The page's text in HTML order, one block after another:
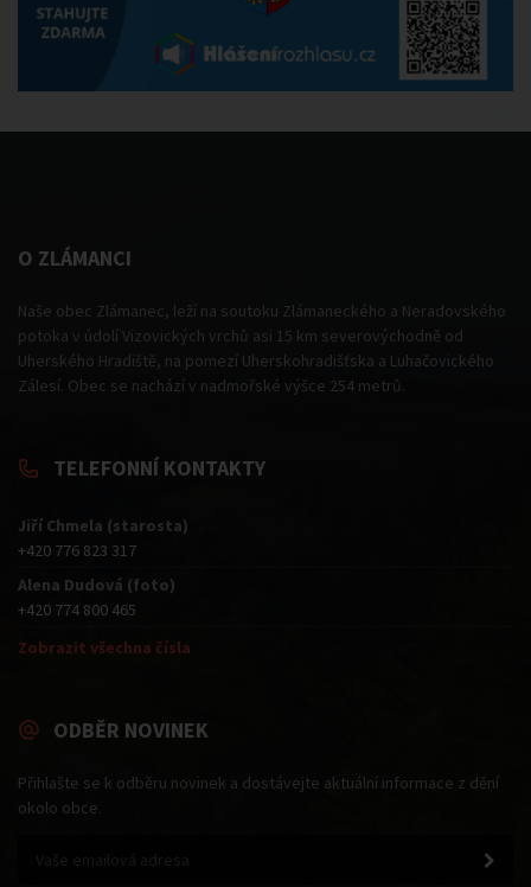
O ZLÁMANCI
Naše obec Zlámanec, leží na soutoku Zlámaneckého a Neradovského
potoka v údolí Vizovických vrchů asi 15 km severovýchodně od
Uherského Hradiště, na pomezí Uherskohradišťska a Luhačovického
Zálesí. Obec se nachází v nadmořské výšce 254 metrů.
TELEFONNÍ KONTAKTY
Jiří Chmela (starosta)
+420 776 823 317
Alena Dudová (foto)
+420 774 800 465
Zobrazit všechna čísla
ODBĚR NOVINEK
Přihlašte se k odběru novinek a dostávejte aktuální informace z dění
okolo obce.